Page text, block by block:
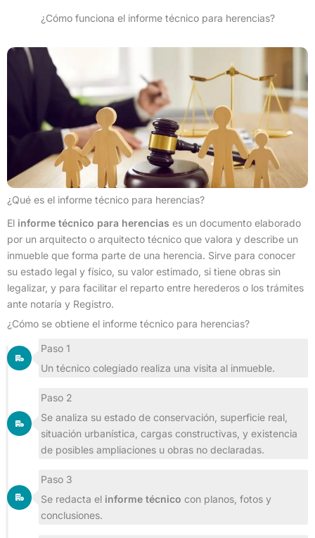
¿Cómo funciona el informe técnico para herencias?
¿Qué es el informe técnico para herencias?
El informe técnico para herencias es un documento elaborado
por un arquitecto o arquitecto técnico que valora y describe un
inmueble que forma parte de una herencia. Sirve para conocer
su estado legal y físico, su valor estimado, si tiene obras sin
legalizar, y para facilitar el reparto entre herederos o los trámites
ante notaría y Registro.
¿Cómo se obtiene el informe técnico para herencias?
Paso 1
Un técnico colegiado realiza una visita al inmueble.
Paso 2
Se analiza su estado de conservación, superficie real,
situación urbanística, cargas constructivas, y existencia
de posibles ampliaciones u obras no declaradas.
Paso 3
Se redacta el informe técnico con planos, fotos y
conclusiones.